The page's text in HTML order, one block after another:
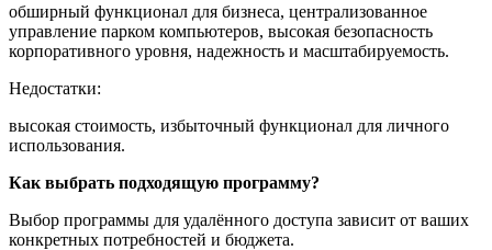
обширный функционал для бизнеса, централизованное
управление парком компьютеров, высокая безопасность
корпоративного уровня, надежность и масштабируемость.
Недостатки:
высокая стоимость, избыточный функционал для личного
использования.
Как выбрать подходящую программу?
Выбор программы для удалённого доступа зависит от ваших
конкретных потребностей и бюджета.